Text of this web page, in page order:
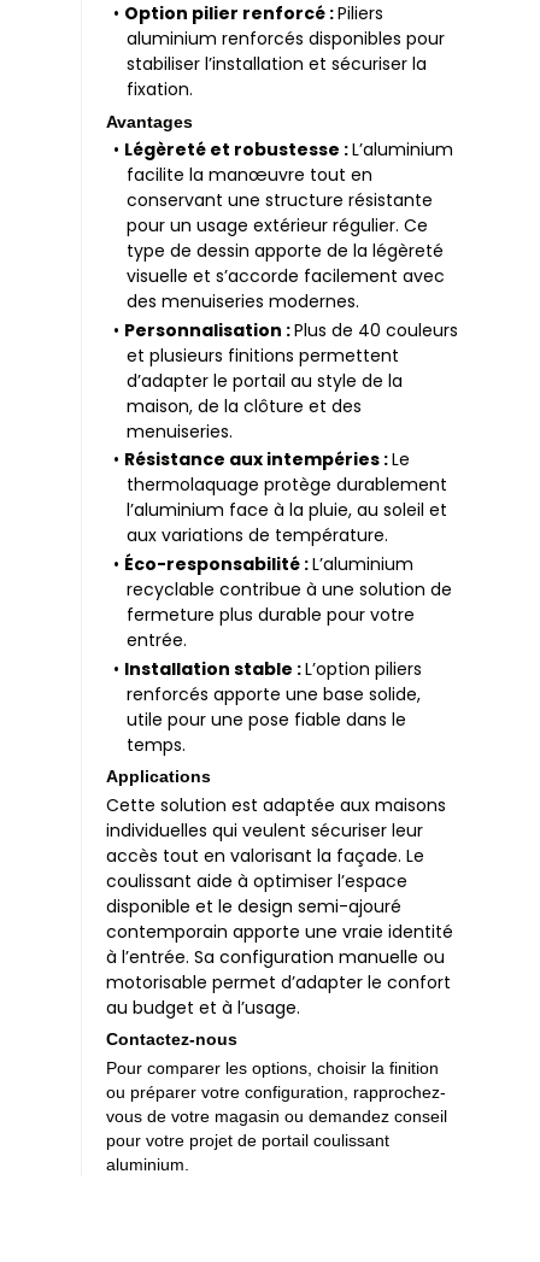
• Option pilier renforcé :Piliers
aluminium renforcés disponibles pour
stabiliser l’installation et sécuriser la
fixation.
Avantages
• Légèreté et robustesse :L’aluminium
facilite la manœuvre tout en
conservant une structure résistante
pour un usage extérieur régulier. Ce
type de dessin apporte de la légèreté
visuelle et s’accorde facilement avec
des menuiseries modernes.
• Personnalisation :Plus de 40 couleurs
et plusieurs finitions permettent
d’adapter le portail au style de la
maison, de la clôture et des
menuiseries.
• Résistance aux intempéries :Le
thermolaquage protège durablement
l’aluminium face à la pluie, au soleil et
aux variations de température.
• Éco-responsabilité :L’aluminium
recyclable contribue à une solution de
fermeture plus durable pour votre
entrée.
• Installation stable :L’option piliers
renforcés apporte une base solide,
utile pour une pose fiable dans le
temps.
Applications
Cette solution est adaptée aux maisons
individuelles qui veulent sécuriser leur
accès tout en valorisant la façade. Le
coulissant aide à optimiser l’espace
disponible et le design semi-ajouré
contemporain apporte une vraie identité
à l’entrée. Sa configuration manuelle ou
motorisable permet d’adapter le confort
au budget et à l’usage.
Contactez-nous
Pour comparer les options, choisir la finition
ou préparer votre configuration, rapprochez-
vous de votre magasin ou demandez conseil
pour votre projet de portail coulissant
aluminium.